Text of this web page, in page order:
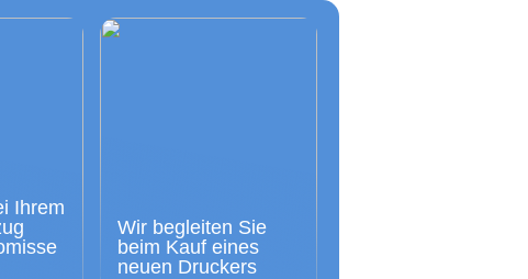
Ihrem
Wir begleiten Sie
beim Kauf eines
neuen Druckers